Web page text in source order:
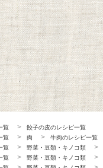
覧
餃子の皮のレシピ一覧
覧
肉
牛肉のレシピ一覧
覧
野菜・豆類・キノコ類
覧
野菜・豆類・キノコ類